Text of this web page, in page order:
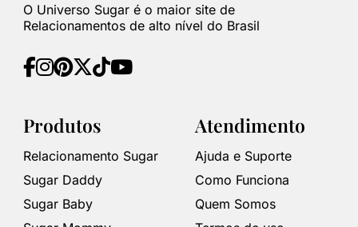
O Universo Sugar é o maior site de
Relacionamentos de alto nível do Brasil
Produtos
Relacionamento Sugar
Sugar Daddy
Sugar Baby
Atendimento
Ajuda e Suporte
Como Funciona
Quem Somos